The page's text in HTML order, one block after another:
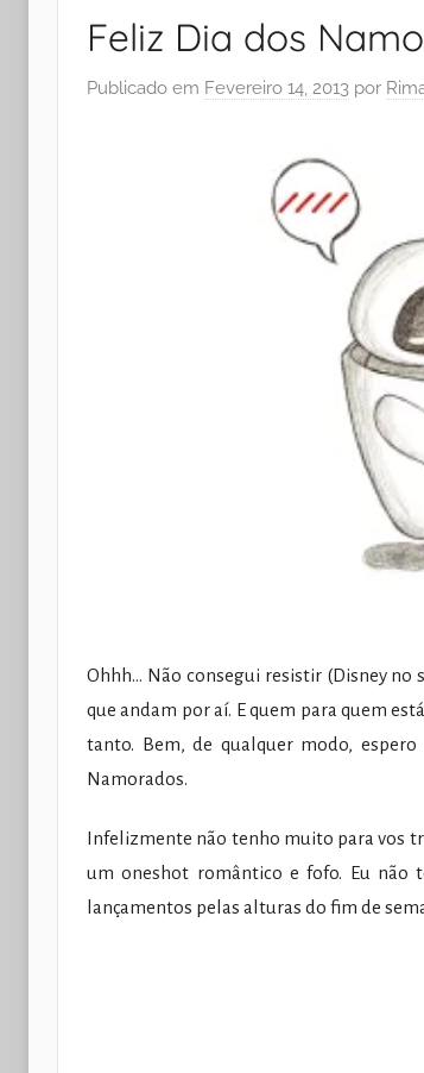
Feliz Dia dos
Publicado em Fevereiro 14, 2013 por
Ohhh… Não consegui resistir (Disney no
que andam por aí. E quem para quem
tanto. Bem, de qualquer modo,
Namorados.
Infelizmente não tenho muito para vos
um oneshot romântico e fofo. Eu não
lançamentos pelas alturas do fim de